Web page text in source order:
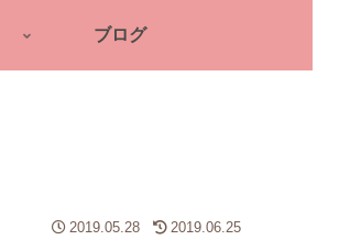
ブログ
2019.05.28 2019.06.25